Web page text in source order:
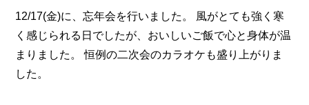
12/17(金)に、忘年会を行いました。 風がとても強く寒
く感じられる日でしたが、おいしいご飯で心と身体が温
まりました。 恒例の二次会のカラオケも盛り上がりま
した。